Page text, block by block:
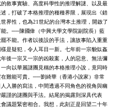
敘事實驗、高度科學性的推理解謎、以及最
，打破了本格推理的種種界限，展現出《錯
界性，也為21世紀的台灣本土推理，開啟了
。──陳國偉（中興大學文學院副院長）藍
不能。作者以後設的手法，讓故事陷入重重
是疑犯，令人耳目一新。七年前一宗貌似姦
後一宗又一宗的凶殺案，人的惡意、無法彌
向以華麗謎團見稱的本格推理小說，竟同時
難能可貴。──劉綺華（香港小說家）非常
入勝的寫法，中間透過不同角色的視角與幽
謹的謎團與手法。結尾的揭露則深具代表
議題緊密相合。我想，此刻正是回望二十年